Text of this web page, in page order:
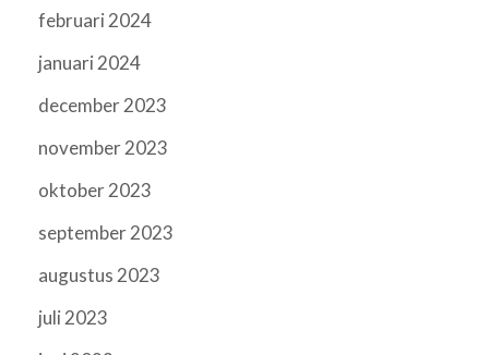
februari 2024
januari 2024
december 2023
november 2023
oktober 2023
september 2023
augustus 2023
juli 2023